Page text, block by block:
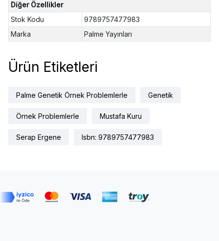
Diğer Özellikler
Stok Kodu
9789757477983
Marka
Palme Yayınları
Ürün Etiketleri
Palme Genetik Örnek Problemlerle Genetik
Örnek Problemlerle Mustafa Kuru
Serap Ergene Isbn: 9789757477983